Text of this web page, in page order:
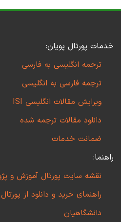
خدمات پورتال پویان:
ترجمه انگلیسی به فارسی
ترجمه فارسی به انگلیسی
ویرایش مقالات انگلیسی ISI
دانلود مقالات ترجمه شده
ضمانت خدمات
راهنما:
نقشه سایت پورتال آموزش و
راهنمای خرید و دانلود از
دانشگاهیان